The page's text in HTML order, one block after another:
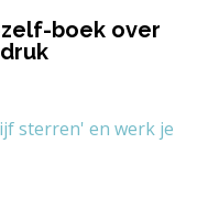
boek over